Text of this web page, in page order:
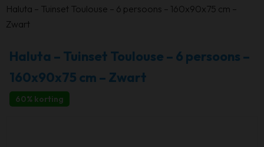
Haluta – Tuinset Toulouse – 6 persoons – 160x90x75 cm –
Zwart
Haluta – Tuinset Toulouse – 6 persoons –
160x90x75 cm – Zwart
60% korting